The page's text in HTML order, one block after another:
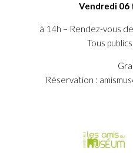
Vendredi
à 14h – Rendez-vous
Tous
Réservation :